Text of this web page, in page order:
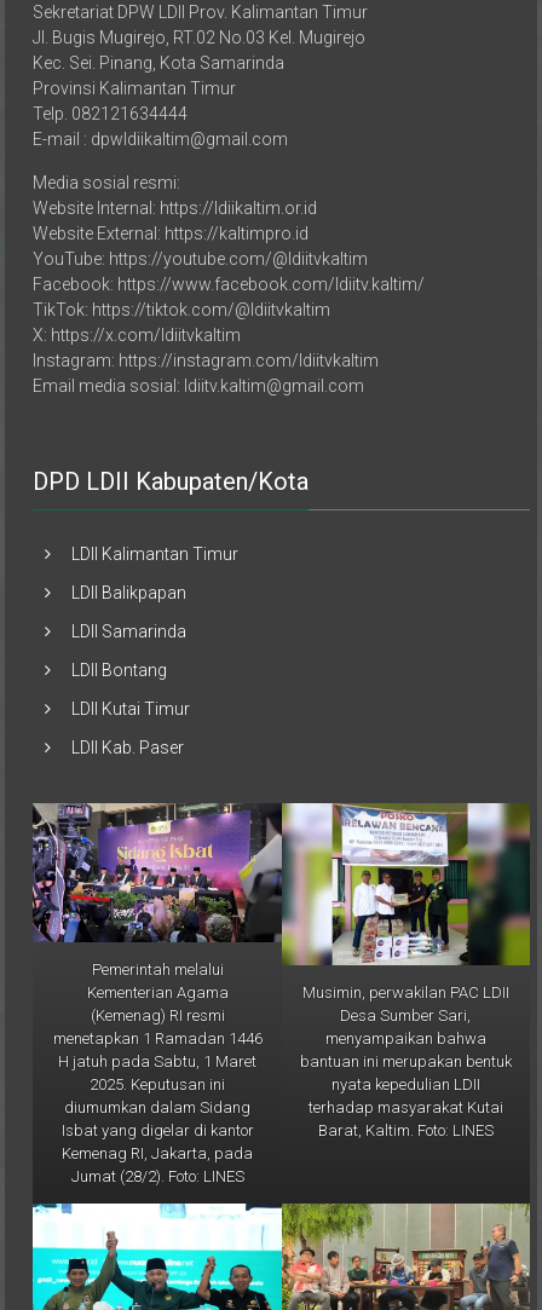
Sekretariat DPW LDII Prov. Kalimantan Timur
Jl. Bugis Mugirejo, RT.02 No.03 Kel. Mugirejo
Kec. Sei. Pinang, Kota Samarinda
Provinsi Kalimantan Timur
Telp. 082121634444
E-mail : dpwldiikaltim@gmail.com
Media sosial resmi:
Website Internal: https://ldiikaltim.or.id
Website External: https://kaltimpro.id
YouTube: https://youtube.com/@ldiitvkaltim
Facebook: https://www.facebook.com/ldiitv.kaltim/
TikTok: https://tiktok.com/@ldiitvkaltim
X: https://x.com/ldiitvkaltim
Instagram: https://instagram.com/ldiitvkaltim
Email media sosial: ldiitv.kaltim@gmail.com
DPD LDII Kabupaten/Kota
LDII Kalimantan Timur
LDII Balikpapan
LDII Samarinda
LDII Bontang
LDII Kutai Timur
LDII Kab. Paser
Pemerintah melalui
Kementerian Agama
(Kemenag) RI resmi
menetapkan 1 Ramadan 1446
H jatuh pada Sabtu, 1 Maret
2025. Keputusan ini
diumumkan dalam Sidang
Isbat yang digelar di kantor
Kemenag RI, Jakarta, pada
Jumat (28/2). Foto: LINES
Musimin, perwakilan PAC LDII
Desa Sumber Sari,
menyampaikan bahwa
bantuan ini merupakan bentuk
nyata kepedulian LDII
terhadap masyarakat Kutai
Barat, Kaltim. Foto: LINES